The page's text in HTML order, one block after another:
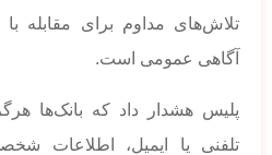
تلاش‌های مداوم برای مقابله
آگاهی عمومی است.
پلیس هشدار داد که بانک‌ها
تلفنی یا ایمیل، اطلاعات